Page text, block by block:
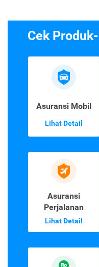
Cek
Asuransi Mobil
Lihat Detail
Asuransi
Perjalanan
Lihat Detail